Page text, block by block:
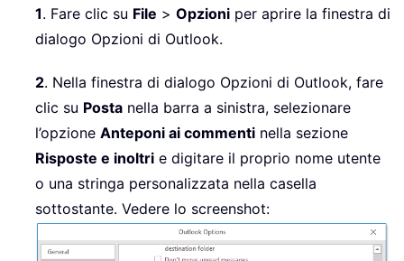
1. Fare clic su File > Opzioni per aprire la finestra di
dialogo Opzioni di Outlook.
2. Nella finestra di dialogo Opzioni di Outlook, fare
clic su Posta nella barra a sinistra, selezionare
l’opzione Anteponi ai commenti nella sezione
Risposte e inoltri e digitare il proprio nome utente
o una stringa personalizzata nella casella
sottostante. Vedere lo screenshot: